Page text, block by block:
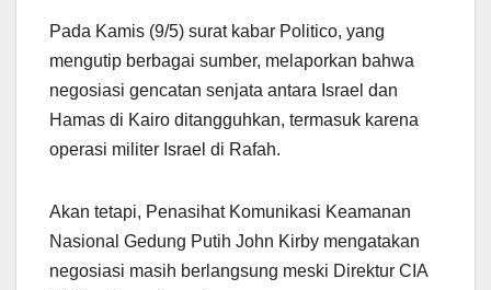
Pada Kamis (9/5) surat kabar Politico, yang
mengutip berbagai sumber, melaporkan bahwa
negosiasi gencatan senjata antara Israel dan
Hamas di Kairo ditangguhkan, termasuk karena
operasi militer Israel di Rafah.
Akan tetapi, Penasihat Komunikasi Keamanan
Nasional Gedung Putih John Kirby mengatakan
negosiasi masih berlangsung meski Direktur CIA